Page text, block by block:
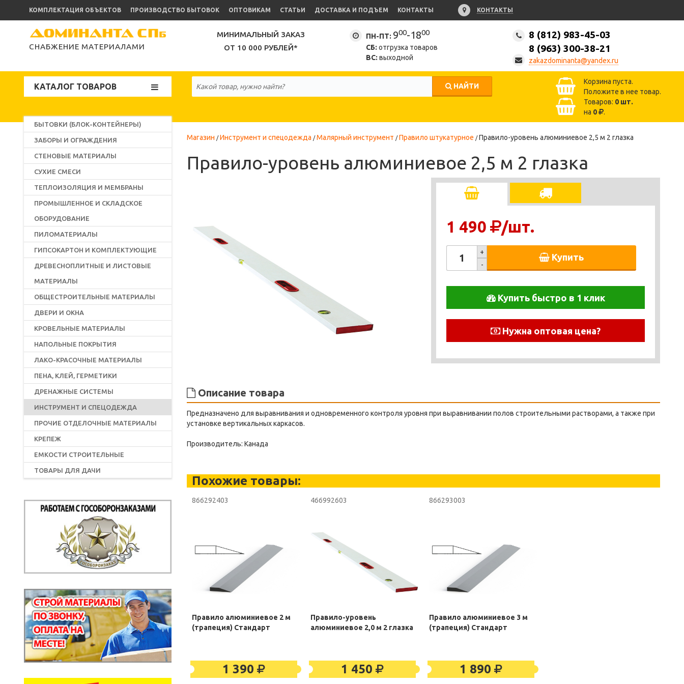
КОМПЛЕКТАЦИЯ ОБЪЕКТОВ ПРОИЗВОДСТВО БЫТОВОК ОПТОВИКАМ СТАТЬИ ДОСТАВКА И ПОДЪЕМ КОНТАКТЫ КОНТАКТЫ
СНАБЖЕНИЕ МАТЕРИАЛАМИ
МИНИМАЛЬНЫЙ ЗАКАЗ
ОТ 10 000 РУБЛЕЙ*
ПН-ПТ: 900-1800
СБ: отгрузка товаров
ВС: выходной
8 (812) 983-45-03
8 (963) 300-38-21
zakazdominanta@yandex.ru
КАТАЛОГ ТОВАРОВ НАЙТИ
Корзина пуста.
Положите в нее товар.
Товаров: 0 шт.
на 0 .
БЫТОВКИ (БЛОК-КОНТЕЙНЕРЫ)
ЗАБОРЫ И ОГРАЖДЕНИЯ
СТЕНОВЫЕ МАТЕРИАЛЫ
СУХИЕ СМЕСИ
ТЕПЛОИЗОЛЯЦИЯ И МЕМБРАНЫ
ПРОМЫШЛЕННОЕ И СКЛАДСКОЕ
ОБОРУДОВАНИЕ
ПИЛОМАТЕРИАЛЫ
ГИПСОКАРТОН И КОМПЛЕКТУЮЩИЕ
ДРЕВЕСНОПЛИТНЫЕ И ЛИСТОВЫЕ
МАТЕРИАЛЫ
ОБЩЕСТРОИТЕЛЬНЫЕ МАТЕРИАЛЫ
ДВЕРИ И ОКНА
КРОВЕЛЬНЫЕ МАТЕРИАЛЫ
НАПОЛЬНЫЕ ПОКРЫТИЯ
ЛАКО-КРАСОЧНЫЕ МАТЕРИАЛЫ
ПЕНА, КЛЕЙ, ГЕРМЕТИКИ
ДРЕНАЖНЫЕ СИСТЕМЫ
ИНСТРУМЕНТ И СПЕЦОДЕЖДА
ПРОЧИЕ ОТДЕЛОЧНЫЕ МАТЕРИАЛЫ
КРЕПЕЖ
ЕМКОСТИ СТРОИТЕЛЬНЫЕ
ТОВАРЫ ДЛЯ ДАЧИ
Магазин Инструмент и спецодежда Малярный инструмент Правило штукатурное Правило-уровень алюминиевое 2,5 м 2 глазка
Правило-уровень алюминиевое 2,5 м 2 глазка
1 490 /шт.
+
-
Купить
Купить быстро в 1 клик
Нужна оптовая цена?
Описание товара
Предназначено для выравнивания и одновременного контроля уровня при выравнивании полов строительными растворами, а также при
установке вертикальных каркасов.
Производитель: Канада
Похожие товары:
866292403
Правило алюминиевое 2 м
(трапеция) Стандарт
1 390
466992603
Правило-уровень
алюминиевое 2,0 м 2 глазка
1 450
866293003
Правило алюминиевое 3 м
(трапеция) Стандарт
1 890